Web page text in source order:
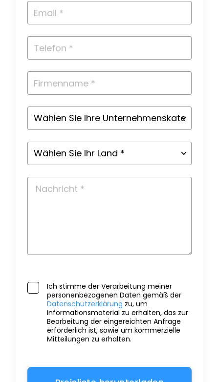
Ich stimme der Verarbeitung meiner
personenbezogenen Daten gemäß der
Datenschutzerklärung zu, um
Informationsmaterial zu erhalten, das zur
Bearbeitung der eingereichten Anfrage
erforderlich ist, sowie um kommerzielle
Mitteilungen zu erhalten.